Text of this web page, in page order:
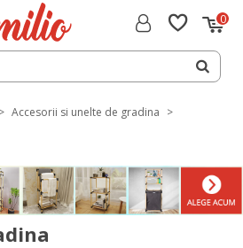
0
> Accesorii si unelte de gradina >